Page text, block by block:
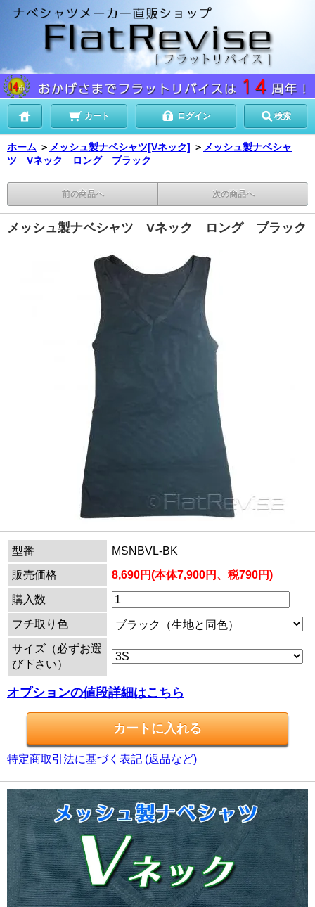
カート ログイン 検索
ホーム ＞ メッシュ製ナベシャツ[Vネック] ＞ メッシュ製ナベシャ
ツ Vネック ロング ブラック
前の商品へ 次の商品へ
メッシュ製ナベシャツ Vネック ロング ブラック
型番
MSNBVL-BK
販売価格
8,690円(本体7,900円、税790円)
購入数
フチ取り色
サイズ（必ずお選
び下さい）
オプションの値段詳細はこちら
特定商取引法に基づく表記 (返品など)